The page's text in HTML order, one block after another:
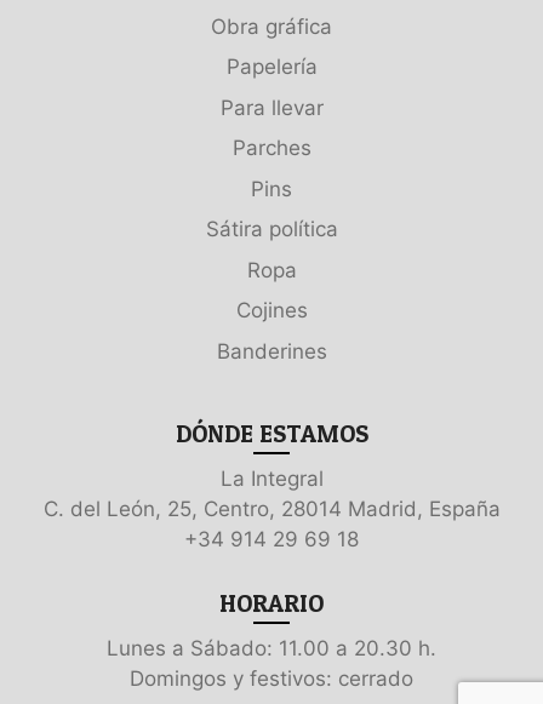
Obra gráfica
Papelería
Para llevar
Parches
Pins
Sátira política
Ropa
Cojines
Banderines
DÓNDE ESTAMOS
La Integral
C. del León, 25, Centro, 28014 Madrid, España
+34 914 29 69 18
HORARIO
Lunes a Sábado: 11.00 a 20.30 h.
Domingos y festivos: cerrado